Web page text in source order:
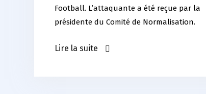
Football. L’attaquante a été reçue par la
présidente du Comité de Normalisation.
Lire la suite